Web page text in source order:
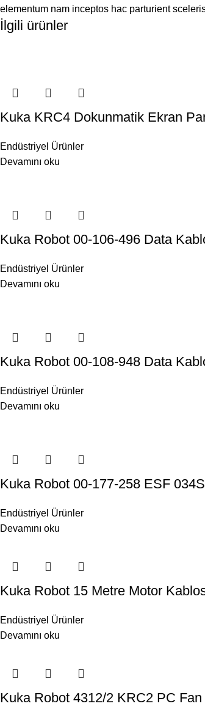
elementum nam inceptos hac parturient
İlgili ürünler
Kuka KRC4 Dokunmatik Ekran
Endüstriyel Ürünler
Devamını oku
Kuka Robot 00-106-496 Data
Endüstriyel Ürünler
Devamını oku
Kuka Robot 00-108-948 Data
Endüstriyel Ürünler
Devamını oku
Kuka Robot 00-177-258 ESF
Endüstriyel Ürünler
Devamını oku
Kuka Robot 15 Metre Motor
Endüstriyel Ürünler
Devamını oku
Kuka Robot 4312/2 KRC2 PC